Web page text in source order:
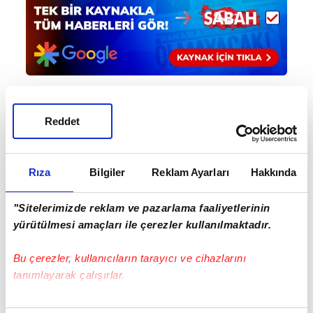
Rıza Bilgiler Reklam Ayarları Hakkında
"Sitelerimizde reklam ve pazarlama faaliyetlerinin
yürütülmesi amaçları ile çerezler kullanılmaktadır.
Bu çerezler, kullanıcıların tarayıcı ve cihazlarını
tanımlayarak çalışırlar.
Bu çerezlere izin vermeniz halinde sizlere özel
Reddet
#ÇAYKUR RİZESPOR #TRENDYOL SÜPER LİG